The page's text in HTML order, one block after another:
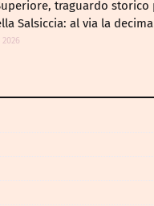
traguardo storico
Salsiccia: al via la